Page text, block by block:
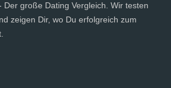
Der große Dating Vergleich. Wir testen
zeigen Dir, wo Du erfolgreich zum